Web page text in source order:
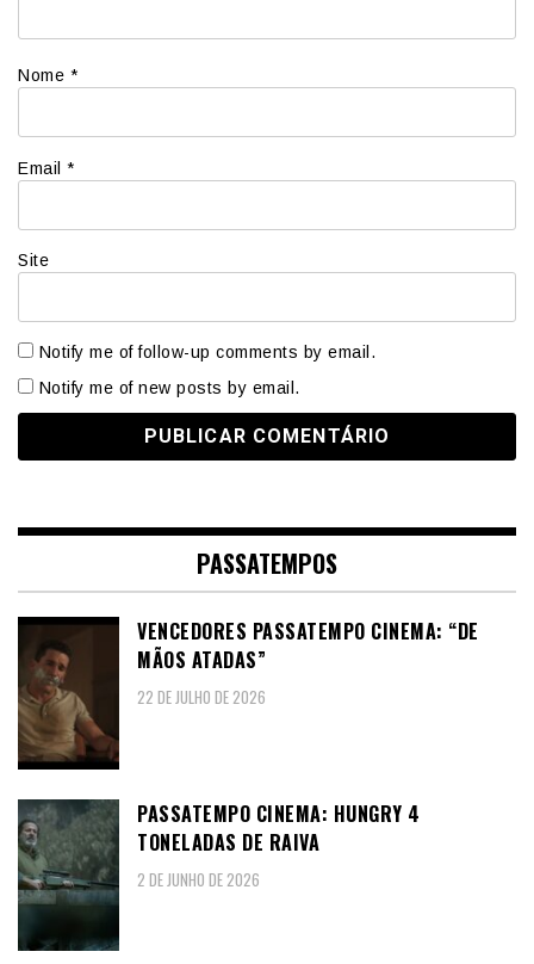
Nome *
Email *
Site
Notify me of follow-up comments by email.
Notify me of new posts by email.
PASSATEMPOS
VENCEDORES PASSATEMPO CINEMA: “DE
MÃOS ATADAS”
22 DE JULHO DE 2026
PASSATEMPO CINEMA: HUNGRY 4
TONELADAS DE RAIVA
2 DE JUNHO DE 2026